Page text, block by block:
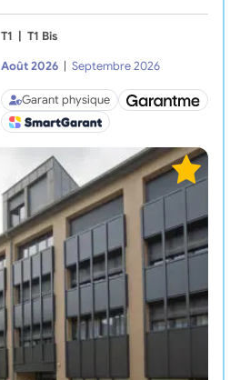
T1 T1 Bis
Août 2026 Septembre 2026
Garant physique